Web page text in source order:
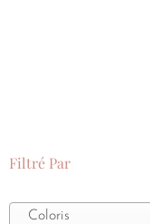
Filtré Par
Coloris